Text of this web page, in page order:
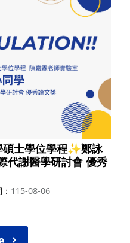
士學位學程✨鄭詠
代謝醫學研討會 優秀
115-08-06